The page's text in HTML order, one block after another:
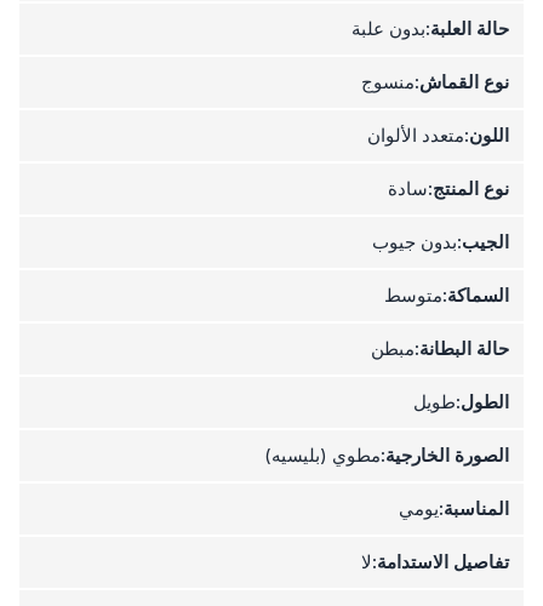
حالة العلبة:بدون علبة
نوع القماش:منسوج
اللون:متعدد الألوان
نوع المنتج:سادة
الجيب:بدون جيوب
السماكة:متوسط
حالة البطانة:مبطن
الطول:طويل
الصورة الخارجية:مطوي (بليسيه)
المناسبة:يومي
تفاصيل الاستدامة:لا